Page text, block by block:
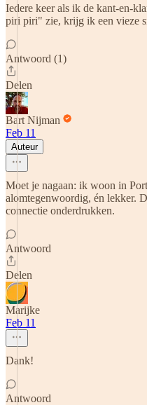
Iedere keer als ik de kant-en-
piri piri" zie, krijg ik een vieze
Antwoord (1)
Delen
Bart Nijman
Feb 11
Auteur
Moet je nagaan: ik woon in
alomtegenwoordig, én lekker.
connectie onderdrukken.
Antwoord
Delen
Marijke
Feb 11
Dank!
Antwoord